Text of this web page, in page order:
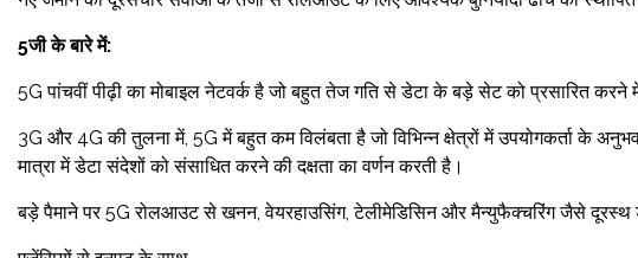
5जी के बारे में:
5G पांचवीं पीढ़ी का मोबाइल नेटवर्क है जो बहुत तेज गति से डेटा के बड़े सेट को प्रसारित करने
3G और 4G की तुलना में, 5G में बहुत कम विलंबता है जो विभिन्न क्षेत्रों में उपयोगकर्ता के
मात्रा में डेटा संदेशों को संसाधित करने की दक्षता का वर्णन करती है।
बड़े पैमाने पर 5G रोलआउट से खनन, वेयरहाउसिंग, टेलीमेडिसिन और मैन्युफैक्चरिंग जैसे दूरस्थ